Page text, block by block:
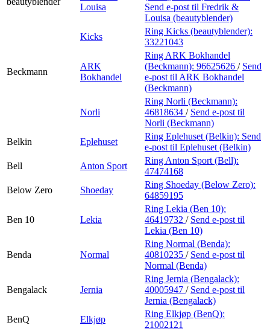
Louisa
Send e-post til Fredrik &
Louisa (beautyblender)
Kicks
Ring Kicks (beautyblender):
33221043
Beckmann
ARK
Bokhandel
Ring ARK Bokhandel
(Beckmann): 96625626 / Send
e-post til ARK Bokhandel
(Beckmann)
Norli
Ring Norli (Beckmann):
46818634 / Send e-post til
Norli (Beckmann)
Belkin
Eplehuset
Ring Eplehuset (Belkin): Send
e-post til Eplehuset (Belkin)
Bell
Anton Sport
Ring Anton Sport (Bell):
47474168
Below Zero
Shoeday
Ring Shoeday (Below Zero):
64859195
Ben 10 Lekia
Ring Lekia (Ben 10):
46419732 / Send e-post til
Lekia (Ben 10)
Benda Normal
Ring Normal (Benda):
40810235 / Send e-post til
Normal (Benda)
Bengalack Jernia
Ring Jernia (Bengalack):
40005947 / Send e-post til
Jernia (Bengalack)
BenQ
Elkjøp
Ring Elkjøp (BenQ):
21002121